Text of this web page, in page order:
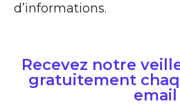
d’informations.
Recevez notre
gratuitement
email